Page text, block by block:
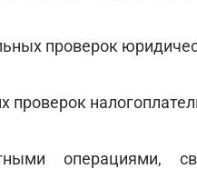
проверок
проверок
операциями,